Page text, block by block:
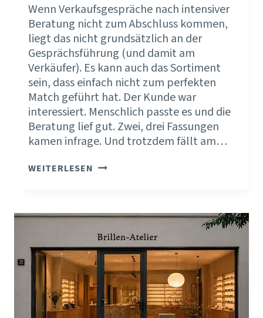
Wenn Verkaufsgespräche nach intensiver
Beratung nicht zum Abschluss kommen,
liegt das nicht grundsätzlich an der
Gesprächsführung (und damit am
Verkäufer). Es kann auch das Sortiment
sein, dass einfach nicht zum perfekten
Match geführt hat. Der Kunde war
interessiert. Menschlich passte es und die
Beratung lief gut. Zwei, drei Fassungen
kamen infrage. Und trotzdem fällt am…
WEITERLESEN DEINE
WIE
DEIN
TEAM
BERATEN
KANN